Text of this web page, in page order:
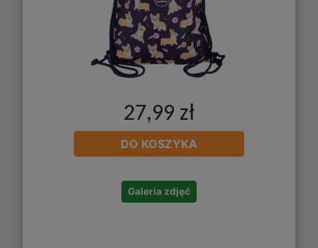
27,99 zł
DO KOSZYKA
Galeria zdjęć